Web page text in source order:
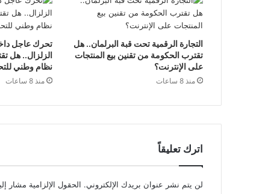
التجارة الرقمية تحت قبة البرلمان.. هل
تقترب الحكومة من تقنين بيع المنتجات
على الإنترنت؟
منذ 8 ساعات
تحرك عاجل
الزلزال.. هل
نظام وطني
منذ 8 ساعات
اترك تعليقاً
لن يتم نشر عنوان بريدك الإلكتروني. الحقول الإلزامية مشار